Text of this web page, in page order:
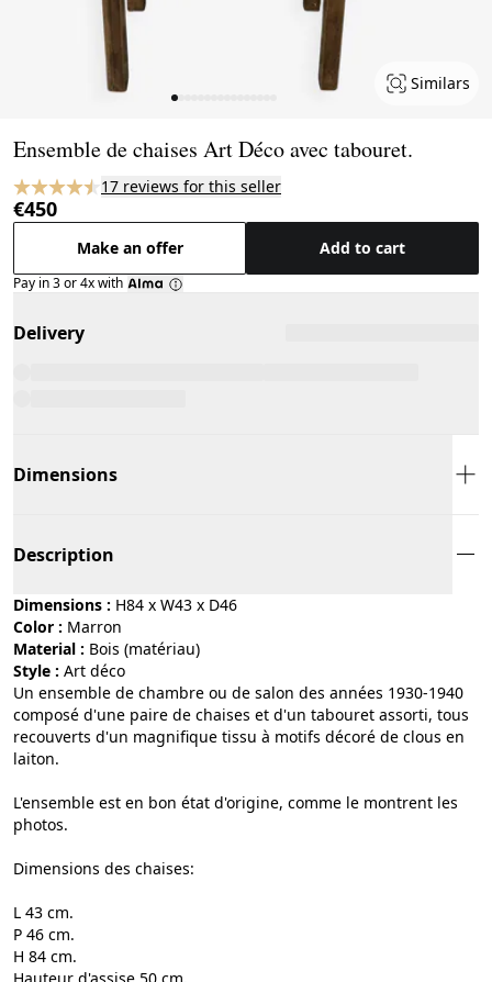
Similars
Ensemble de chaises Art Déco avec tabouret.
17 reviews for this seller
€450
Make an offer Add to cart
Pay in 3 or 4x with
Delivery
Dimensions
Description
Dimensions : H84 x W43 x D46
Color :
marron
Material :
bois (matériau)
Style :
art déco
Un ensemble de chambre ou de salon des années 1930-1940
composé d'une paire de chaises et d'un tabouret assorti, tous
recouverts d'un magnifique tissu à motifs décoré de clous en
laiton.
L'ensemble est en bon état d'origine, comme le montrent les
photos.
Dimensions des chaises:
L 43 cm.
P 46 cm.
H 84 cm.